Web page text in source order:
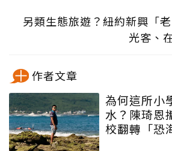
另類生態旅遊？紐約新興「
光客、
作者文章
為何這所小
水？陳琦恩
校翻轉「恐